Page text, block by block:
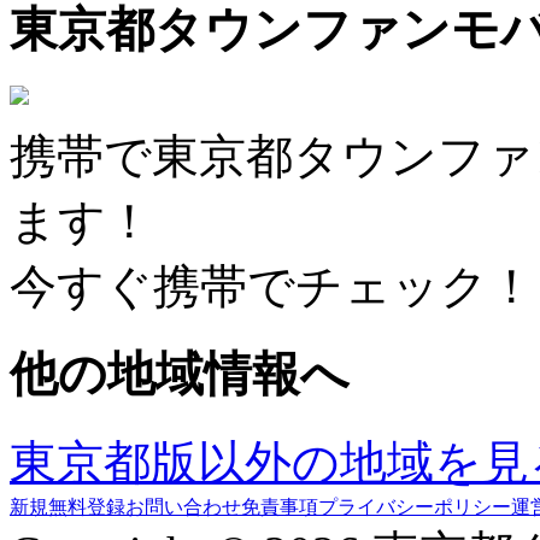
東京都タウンファンモ
携帯で東京都タウンフ
ます！
今すぐ携帯でチェック！
他の地域情報へ
東京都版以外の地域を
新規無料登録お問い合わせ免責事項プライバシーポリシー運